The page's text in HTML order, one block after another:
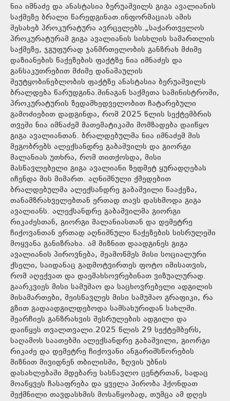
ნია იმნაძე და ანასტასია ბერუაშვილს გიგა ავალიანის
საქმეზე ბრალი წარედგინათ.ინფორმაციას ამის
შესახებ პროკურატურა ავრცელებს.„საქართველოს
პროკურატურამ გიგა ავალიანის სისხლის სამართლის
საქმეზე, ჯგუფურად ჯანმრთელობის განზრახ მძიმე
დაზიანების წაქეზების ფაქტზე ნია იმნაძეს და
განსაკუთრებით მძიმე დანაშაულის
შეუტყობინებლობის ფაქტზე ანასტასია ბერუაშვილს
ბრალდება წარუდგინა.შინაგან საქმეთა სამინისტროში,
პროკურატურის ზედამხედველობით ჩატარებული
გამოძიებით დადგინდა, რომ 2025 წლის სექტემბრის
თვეში ნია იმნაძემ მათემატიკაში მომზადება დაიწყო
გიგა ავალიანთან. ბრალდებულმა ნია იმნაძემ მის
მეგობრებს ალექსანდრე გაბაშვილს და გიორგი
მალანიას უთხრა, რომ თითქოსდა, მისი
მასწავლებელი გიგა ავალიანი ზედმეტ ყურადღებას
იჩენდა მის მიმართ. აღნიშნული ქმედებით
ბრალდებულმა ალექსანდრე გაბაშვილი წააქეზა,
თანამზრახველებთან ერთად თავს დასხმოდა გიგა
ავალიანს. ალექსანდრე გაბაშვილმა გიორგი
რიკაძესთან, გიორგი მალანიასთან და დემეტრე
ჩიქოვანთან ერთად აღნიშნული წაქეზების სისრულეში
მოყვანა განიზრახა. ამ მიზნით დაადგინეს გიგა
ავალიანის პიროვნება, შეამოწმეს მისი სოციალური
ქსელი, საიდანაც გადმოტვირთეს ფოტო იმისათვის,
რომ აღექვათ და დაემახსოვრებინათ ვიზუალურად.
გაარკვიეს მისი სამუშაო და საცხოვრებელი ადგილის
მისამართები, შეისწავლეს მისი სამუშაო გრაფიკი, რა
გზით გადაადგილდებოდა სამსახურიდან სახლში.
შეარჩიეს განზრახვის შესრულების ადგილი და
დაიწყეს თვალთვალი.2025 წლის 29 სექტემბერს,
საღამოს საათებში ალექსანდრე გაბაშვილი, გიორგი
რიკაძე და დემეტრე ჩიქოვანი ანგარიშსწორების
მიზნით მივიდნენ თბილისში, ზღვის უბნის
დასახლებაში მდებარე სასწავლო ცენტრთან, სადაც
მოაწყვეს ჩასაფრება და ყველა პირობა ჰქონდათ
შექმნილი თავდასხმის მოსაწყობად, თუმცა ამ დღეს